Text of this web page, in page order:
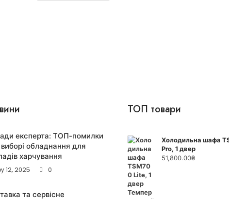
експерта: ТОП-помилки
обладнання для
харчування
12, 2025
0
та сервісне
ТОП товари
Холодильна шафа
Pro, 1 двер
51,800.00₴